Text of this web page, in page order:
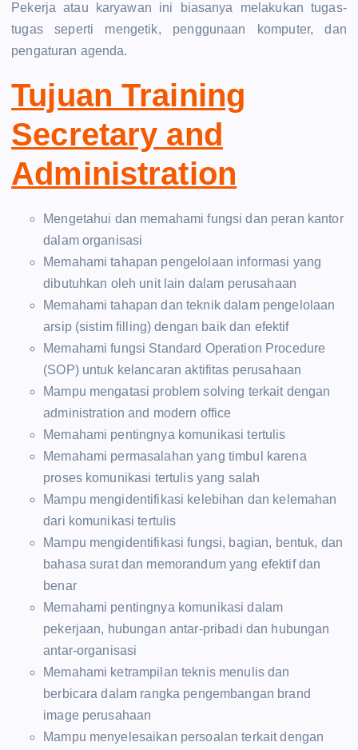
Pekerja atau karyawan ini biasanya melakukan tugas-
tugas seperti mengetik, penggunaan komputer, dan
pengaturan agenda.
Tujuan Training
Secretary and
Administration
Mengetahui dan memahami fungsi dan peran kantor
dalam organisasi
Memahami tahapan pengelolaan informasi yang
dibutuhkan oleh unit lain dalam perusahaan
Memahami tahapan dan teknik dalam pengelolaan
arsip (sistim filling) dengan baik dan efektif
Memahami fungsi Standard Operation Procedure
(SOP) untuk kelancaran aktifitas perusahaan
Mampu mengatasi problem solving terkait dengan
administration and modern office
Memahami pentingnya komunikasi tertulis
Memahami permasalahan yang timbul karena
proses komunikasi tertulis yang salah
Mampu mengidentifikasi kelebihan dan kelemahan
dari komunikasi tertulis
Mampu mengidentifikasi fungsi, bagian, bentuk, dan
bahasa surat dan memorandum yang efektif dan
benar
Memahami pentingnya komunikasi dalam
pekerjaan, hubungan antar-pribadi dan hubungan
antar-organisasi
Memahami ketrampilan teknis menulis dan
berbicara dalam rangka pengembangan brand
image perusahaan
Mampu menyelesaikan persoalan terkait dengan